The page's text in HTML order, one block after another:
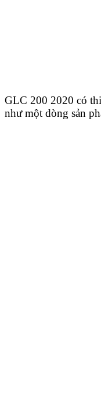
GLC 200 2020 có
như một dòng sản